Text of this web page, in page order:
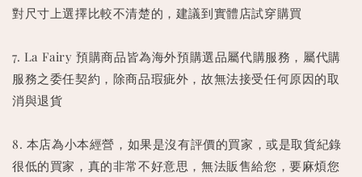
對尺寸上選擇比較不清楚的，建議到實體店試穿購買
7. La Fairy 預購商品皆為海外預購選品屬代購服務，屬代購
服務之委任契約，除商品瑕疵外，故無法接受任何原因的取
消與退貨
8. 本店為小本經營，如果是沒有評價的買家，或是取貨紀錄
很低的買家，真的非常不好意思，無法販售給您，要麻煩您